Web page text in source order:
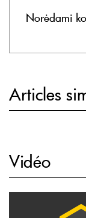
Norėdami
Articles
Vidéo